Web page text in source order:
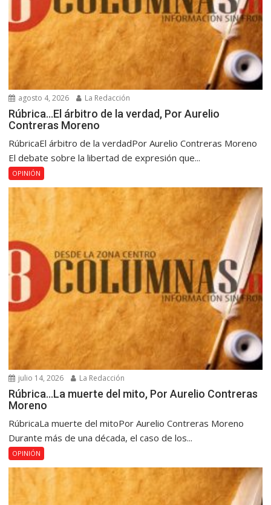
agosto 4, 2026 La Redacción
Rúbrica…El árbitro de la verdad, Por Aurelio
Contreras Moreno
RúbricaEl árbitro de la verdadPor Aurelio Contreras Moreno
El debate sobre la libertad de expresión que...
OPINIÓN
julio 14, 2026 La Redacción
Rúbrica…La muerte del mito, Por Aurelio Contreras
Moreno
RúbricaLa muerte del mitoPor Aurelio Contreras Moreno
Durante más de una década, el caso de los...
OPINIÓN